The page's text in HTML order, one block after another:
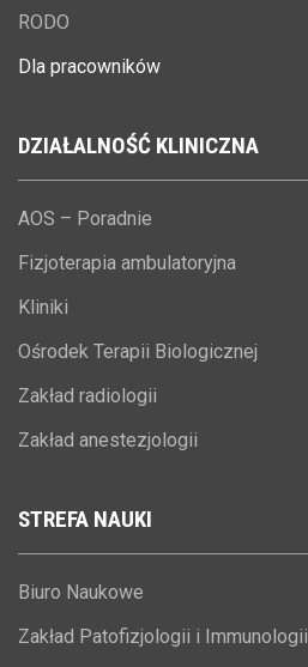
RODO
Dla pracowników
DZIAŁALNOŚĆ KLINICZNA
AOS – Poradnie
Fizjoterapia ambulatoryjna
Kliniki
Ośrodek Terapii Biologicznej
Zakład radiologii
Zakład anestezjologii
STREFA NAUKI
Biuro Naukowe
Zakład Patofizjologii i Immunologii